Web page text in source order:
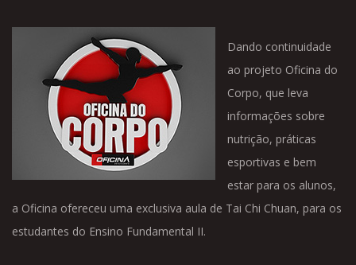
Dando continuidade
ao projeto Oficina do
Corpo, que leva
informações sobre
nutrição, práticas
esportivas e bem
estar para os alunos,
a Oficina ofereceu uma exclusiva aula de Tai Chi Chuan, para os
estudantes do Ensino Fundamental II.